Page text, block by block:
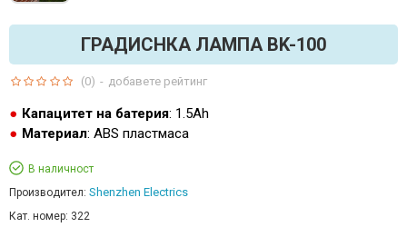
ГРАДИСНКА ЛАМПА BK-100
Капацитет на батерия: 1.5Ah
Материал: ABS пластмаса
В наличност
Производител: Shenzhen Electrics
Кат. номер: 322
(0) - добавете рейтинг